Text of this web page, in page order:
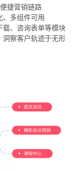
捷营销链路
、多组件可用
载、咨询表单等模块
洞察客户轨迹于无形